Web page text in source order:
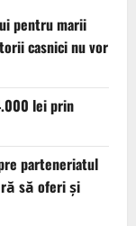
pentru marii
casnici nu vor
lei prin
parteneriatul
să oferi și